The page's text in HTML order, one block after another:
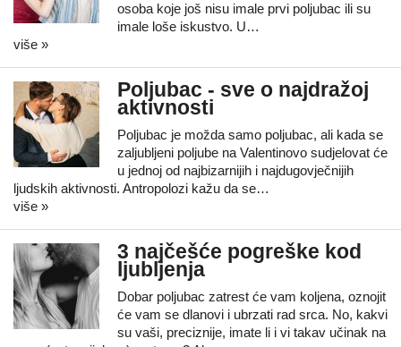
osoba koje još nisu imale prvi poljubac ili su
imale loše iskustvo. U…
više »
Poljubac - sve o najdražoj
aktivnosti
Poljubac je možda samo poljubac, ali kada se
zaljubljeni poljube na Valentinovo sudjelovat će
u jednoj od najbizarnijih i najdugovječnijih
ljudskih aktivnosti. Antropolozi kažu da se…
više »
3 najčešće pogreške kod
ljubljenja
Dobar poljubac zatrest će vam koljena, oznojit
će vam se dlanovi i ubrzati rad srca. No, kakvi
su vaši, preciznije, imate li i vi takav učinak na